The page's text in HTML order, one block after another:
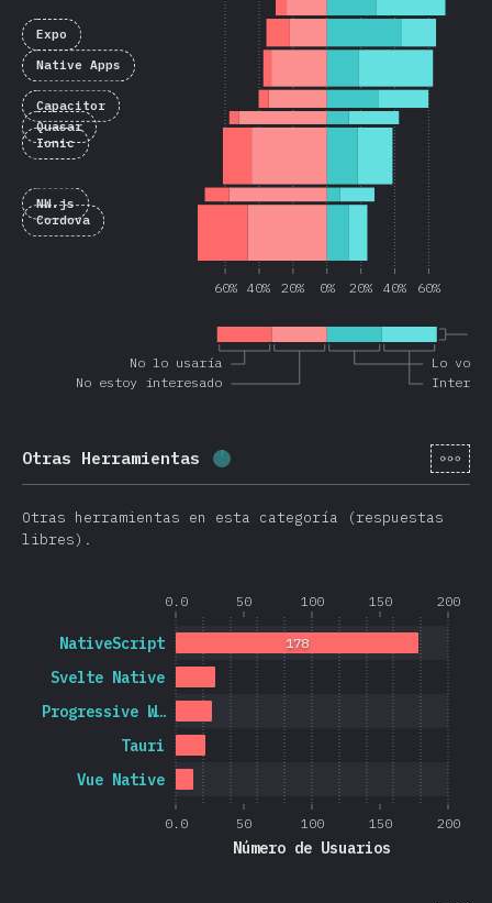
No lo usaría
No estoy interesado
Lo
60% 40% 20% 0% 20% 40% 60%
Expo
Native Apps
Capacitor
Quasar
Ionic
NW.js
Cordova
Otras Herramientas Porcentaje completado: 1.3 %
[es-
Otras herramientas en esta categoría (respuestas
libres).
0.0 50 100 150 200
0.0 50 100 150 200
Número de Usuarios
Vue Native
Tauri
Progressive W…
Svelte Native
NativeScript 178